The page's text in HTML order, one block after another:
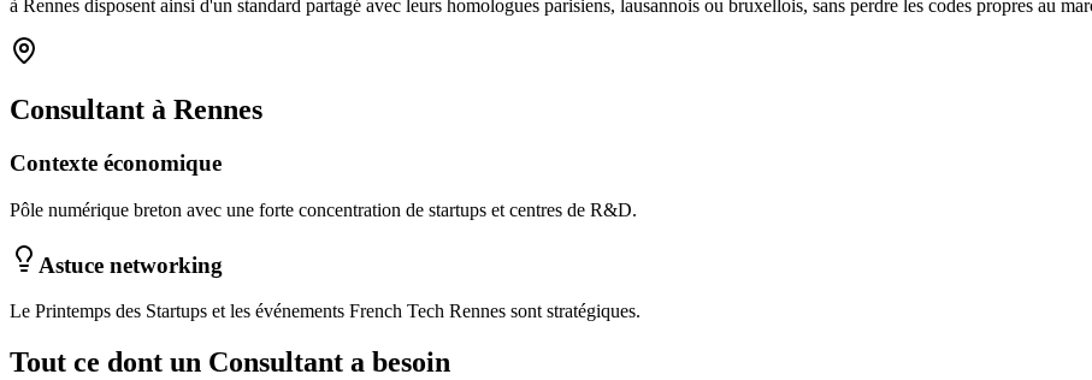
à Rennes disposent ainsi d'un standard partagé avec leurs homologues parisiens, lausannois ou bruxellois, sans perdre les codes propres au
Consultant à Rennes
Contexte économique
Pôle numérique breton avec une forte concentration de startups et centres de R&D.
Astuce networking
Le Printemps des Startups et les événements French Tech Rennes sont stratégiques.
Tout ce dont un Consultant a besoin